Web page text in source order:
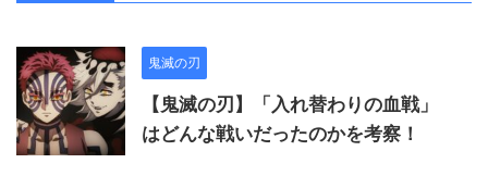
鬼滅の刃
【鬼滅の刃】「入れ替わりの血戦」
はどんな戦いだったのかを考察！